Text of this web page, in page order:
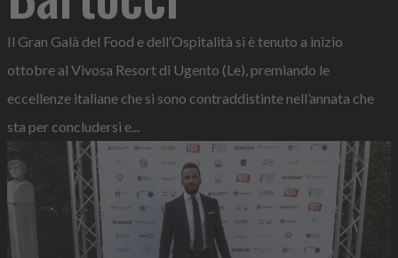
Il Gran Galà del Food e dell’Ospitalità si è tenuto a inizio
ottobre al Vivosa Resort di Ugento (Le), premiando le
eccellenze italiane che si sono contraddistinte nell’annata che
sta per concludersi e...